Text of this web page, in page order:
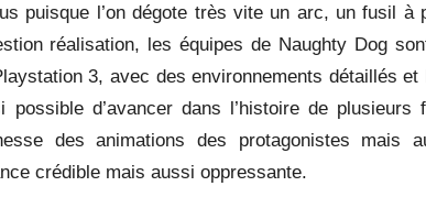
puisque l’on dégote très vite un arc, un fusil à
réalisation, les équipes de Naughty Dog
3, avec des environnements détaillés
d’avancer dans l’histoire de plusieurs
des animations des protagonistes mais
crédible mais aussi oppressante.